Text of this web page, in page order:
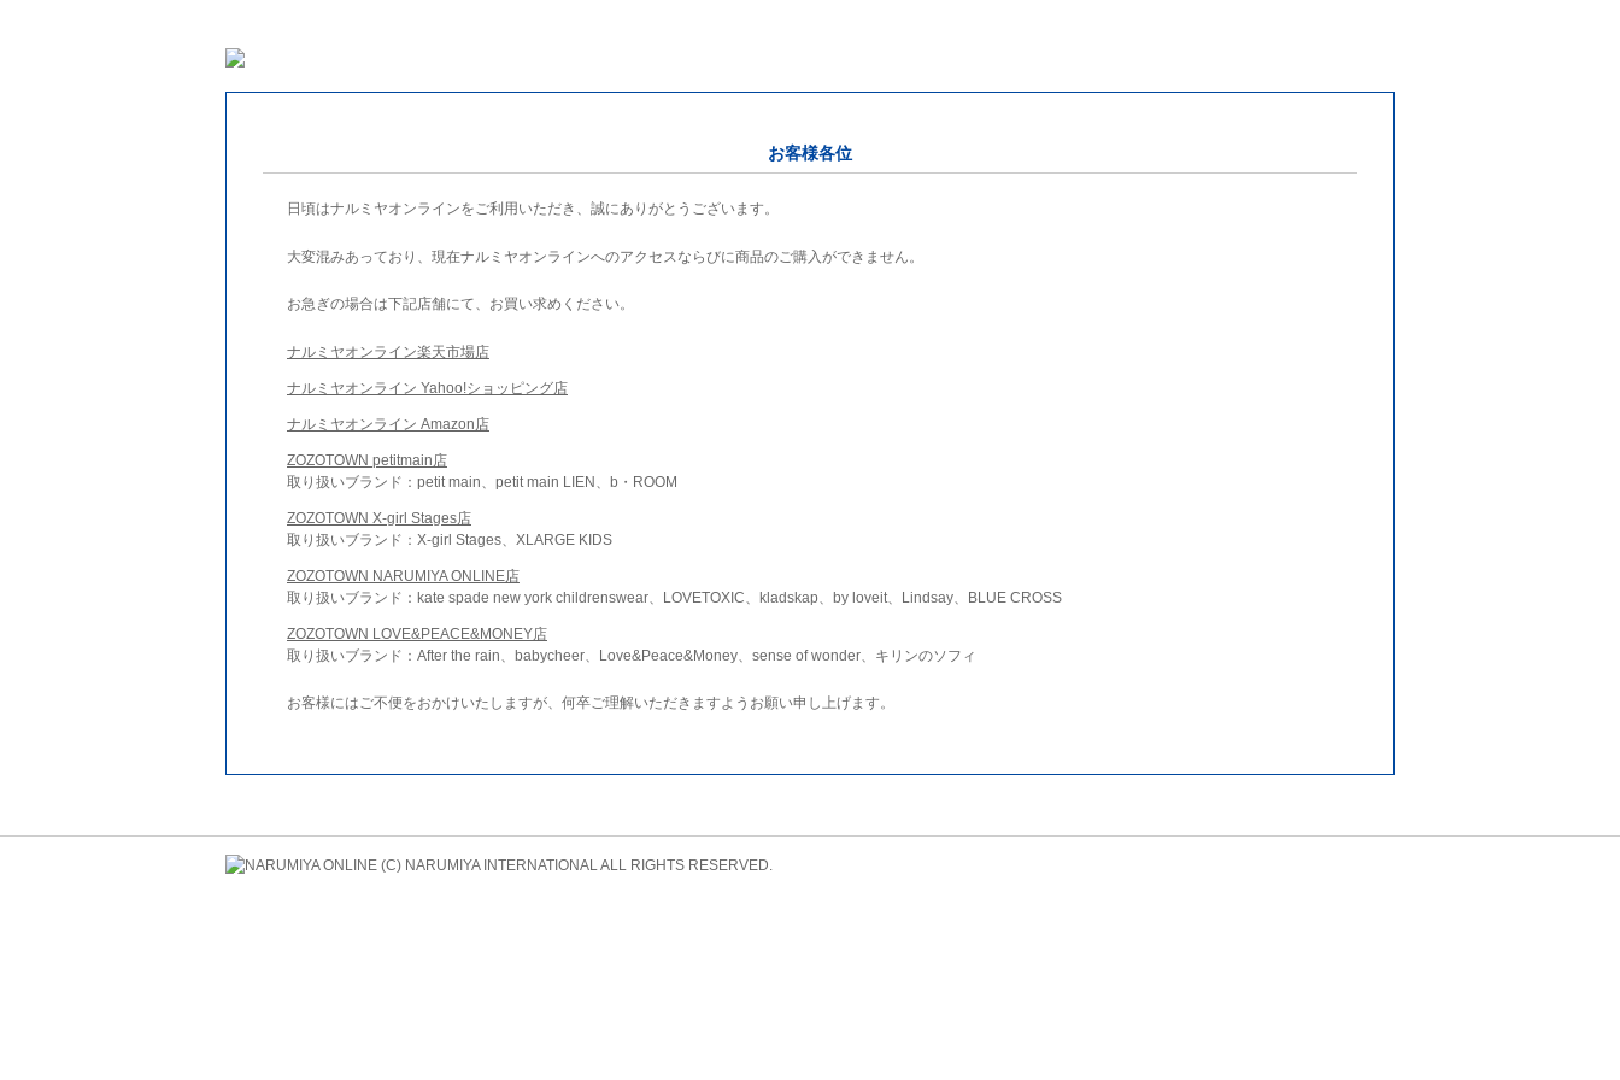
お客様各位
日頃はナルミヤオンラインをご利用いただき、誠にありがとうございます。
大変混みあっており、現在ナルミヤオンラインへのアクセスならびに商品のご購入ができません。
お急ぎの場合は下記店舗にて、お買い求めください。
ナルミヤオンライン楽天市場店
ナルミヤオンライン Yahoo!ショッピング店
ナルミヤオンライン Amazon店
ZOZOTOWN petitmain店
取り扱いブランド：petit main、petit main LIEN、b・ROOM
ZOZOTOWN X-girl Stages店
取り扱いブランド：X-girl Stages、XLARGE KIDS
ZOZOTOWN NARUMIYA ONLINE店
取り扱いブランド：kate spade new york childrenswear、LOVETOXIC、kladskap、by loveit、Lindsay、BLUE CROSS
ZOZOTOWN LOVE&PEACE&MONEY店
取り扱いブランド：After the rain、babycheer、Love&Peace&Money、sense of wonder、キリンのソフィ
お客様にはご不便をおかけいたしますが、何卒ご理解いただきますようお願い申し上げます。